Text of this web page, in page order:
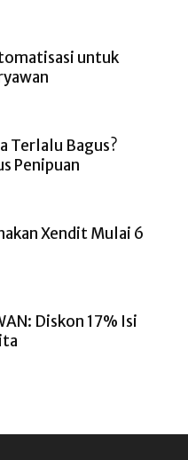
untuk
Terlalu Bagus?
Penipuan
Xendit Mulai 6
Diskon 17% Isi